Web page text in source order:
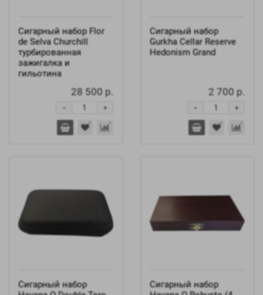
Сигарный набор Flor
de Selva Churchill
турбированная
зажигалка и
гильотина
28 500 р.
+
-
Сигарный набор
Gurkha Cellar Reserve
Hedonism Grand
2 700 р.
+
-
Сигарный набор
Сигарный набор